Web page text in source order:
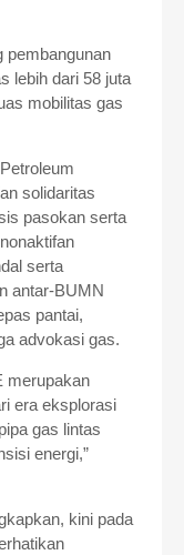
pembangunan
lebih dari 58 juta
mobilitas gas
solidaritas
pasokan serta
serta
antar-BUMN
pantai,
advokasi gas.
merupakan
era eksplorasi
gas lintas
energi,”
kini pada